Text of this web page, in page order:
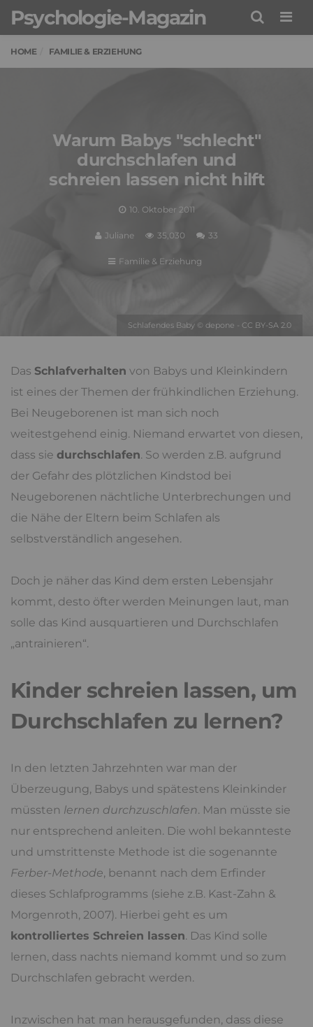
Psychologie-Magazin
HOME FAMILIE & ERZIEHUNG
Schlafendes Baby © depone - CC BY-SA 2.0
Warum Babys "schlecht"
durchschlafen und
schreien lassen nicht hilft
10. Oktober 2011
Juliane 35,030 33
Familie & Erziehung
Das Schlafverhalten von Babys und Kleinkindern
ist eines der Themen der frühkindlichen Erziehung.
Bei Neugeborenen ist man sich noch
weitestgehend einig. Niemand erwartet von diesen,
dass sie durchschlafen. So werden z.B. aufgrund
der Gefahr des plötzlichen Kindstod bei
Neugeborenen nächtliche Unterbrechungen und
die Nähe der Eltern beim Schlafen als
selbstverständlich angesehen.
Doch je näher das Kind dem ersten Lebensjahr
kommt, desto öfter werden Meinungen laut, man
solle das Kind ausquartieren und Durchschlafen
„antrainieren“.
Kinder schreien lassen, um
Durchschlafen zu lernen?
In den letzten Jahrzehnten war man der
Überzeugung, Babys und spätestens Kleinkinder
müssten lernen durchzuschlafen. Man müsste sie
nur entsprechend anleiten. Die wohl bekannteste
und umstrittenste Methode ist die sogenannte
Ferber-Methode, benannt nach dem Erfinder
dieses Schlafprogramms (siehe z.B. Kast-Zahn &
Morgenroth, 2007). Hierbei geht es um
kontrolliertes Schreien lassen. Das Kind solle
lernen, dass nachts niemand kommt und so zum
Durchschlafen gebracht werden.
Inzwischen hat man herausgefunden, dass diese